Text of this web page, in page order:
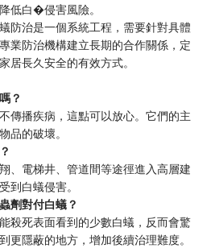
低白�侵害風險。
防治是一個系統工程，需要針對具體
業防治機構建立長期的合作關係，定
居長久安全的有效方式。
？
傳播疾病，這點可以放心。它們的主
品的破壞。
、電梯井、管道間等途徑進入高層建
到白蟻侵害。
劑對付白蟻？
殺死表面看到的少數白蟻，反而會驚
更隱蔽的地方，增加後續治理難度。